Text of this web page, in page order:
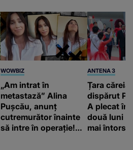
WOWBIZ
„Am intrat în
metastază” Alina
Pușcău, anunț
cutremurător înainte
să intre în operație!
ANTENA 3
Țara căreia
dispărut
A plecat în
două luni
mai întors